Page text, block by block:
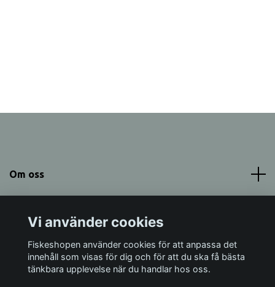
Om oss
Sociala medier
Vi använder cookies
Fiskeshopen använder cookies för att anpassa det
innehåll som visas för dig och för att du ska få bästa
tänkbara upplevelse när du handlar hos oss.